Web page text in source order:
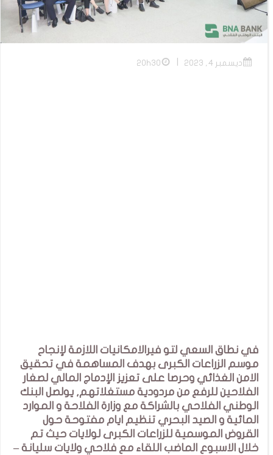
ديسمبر 4, 2023 20h30
في نطاق السعي لتو فيرالامكانيات اللازمة لإنجاح
موسم الزراعات الكبرى بهدف المساهمة في تحقيق
الامن الغذائي وحرصا على تعزيز الإدماج المالي لصغار
الفلاحين للرفع من مردودية مستغلاتهم, يولصل البنك
الوطني الفلاحي بالشراكة مع وزارة الفلاحة و الموارد
المائية و الصيد البحري تنظيم ايام مفتوحة حول
القروض الموسمية للزراعات الكبرى لولايات حيث تم
خلال الاسبوع الماضب اللقاء مع فلاحي ولايات سليانة –